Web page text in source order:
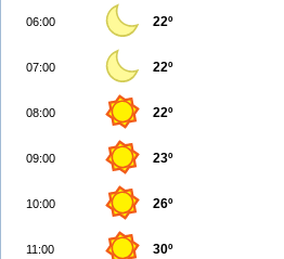
06:00 22º
07:00 22º
08:00 22º
09:00 23º
10:00 26º
11:00 30º